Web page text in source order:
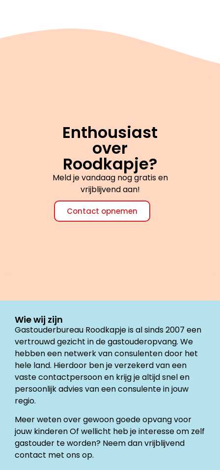
Enthousiast
over
Roodkapje?
Meld je vandaag nog gratis en
vrijblijvend aan!
Contact opnemen
Wie wij zijn
Gastouderbureau Roodkapje is al sinds 2007 een
vertrouwd gezicht in de gastouderopvang. We
hebben een netwerk van consulenten door het
hele land. Hierdoor ben je verzekerd van een
vaste contactpersoon en krijg je altijd snel en
persoonlijk advies van een consulente in jouw
regio.
Meer weten over gewoon goede opvang voor
jouw kinderen Of wellicht heb je interesse om zelf
gastouder te worden? Neem dan vrijblijvend
contact met ons op.